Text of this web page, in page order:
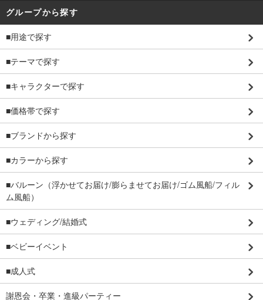
グループから探す
■用途で探す
■テーマで探す
■キャラクターで探す
■価格帯で探す
■ブランドから探す
■カラーから探す
■バルーン（浮かせてお届け/膨らませてお届け/ゴム風船/フィル
ム風船）
■ウェディング/結婚式
■ベビーイベント
■成人式
謝恩会・卒業・進級パーティー